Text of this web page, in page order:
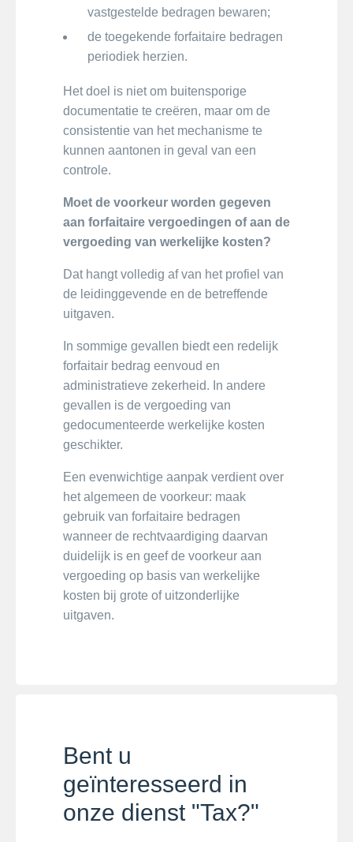
vastgestelde bedragen bewaren;
de toegekende forfaitaire bedragen
periodiek herzien.
Het doel is niet om buitensporige
documentatie te creëren, maar om de
consistentie van het mechanisme te
kunnen aantonen in geval van een
controle.
Moet de voorkeur worden gegeven
aan forfaitaire vergoedingen of aan de
vergoeding van werkelijke kosten?
Dat hangt volledig af van het profiel van
de leidinggevende en de betreffende
uitgaven.
In sommige gevallen biedt een redelijk
forfaitair bedrag eenvoud en
administratieve zekerheid. In andere
gevallen is de vergoeding van
gedocumenteerde werkelijke kosten
geschikter.
Een evenwichtige aanpak verdient over
het algemeen de voorkeur: maak
gebruik van forfaitaire bedragen
wanneer de rechtvaardiging daarvan
duidelijk is en geef de voorkeur aan
vergoeding op basis van werkelijke
kosten bij grote of uitzonderlijke
uitgaven.
Bent u
geïnteresseerd in
onze dienst "Tax?"